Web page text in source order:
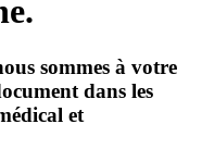
sommes à votre
dans les
et